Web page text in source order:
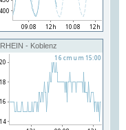
RHEIN - Koblenz